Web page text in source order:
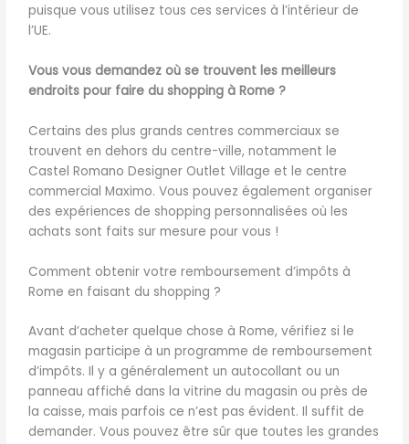
puisque vous utilisez tous ces services à l’intérieur de
l’UE.
Vous vous demandez où se trouvent les meilleurs
endroits pour faire du shopping à Rome ?
Certains des plus grands centres commerciaux se
trouvent en dehors du centre-ville, notamment le
Castel Romano Designer Outlet Village et le centre
commercial Maximo. Vous pouvez également organiser
des expériences de shopping personnalisées où les
achats sont faits sur mesure pour vous !
Comment obtenir votre remboursement d’impôts à
Rome en faisant du shopping ?
Avant d’acheter quelque chose à Rome, vérifiez si le
magasin participe à un programme de remboursement
d’impôts. Il y a généralement un autocollant ou un
panneau affiché dans la vitrine du magasin ou près de
la caisse, mais parfois ce n’est pas évident. Il suffit de
demander. Vous pouvez être sûr que toutes les grandes